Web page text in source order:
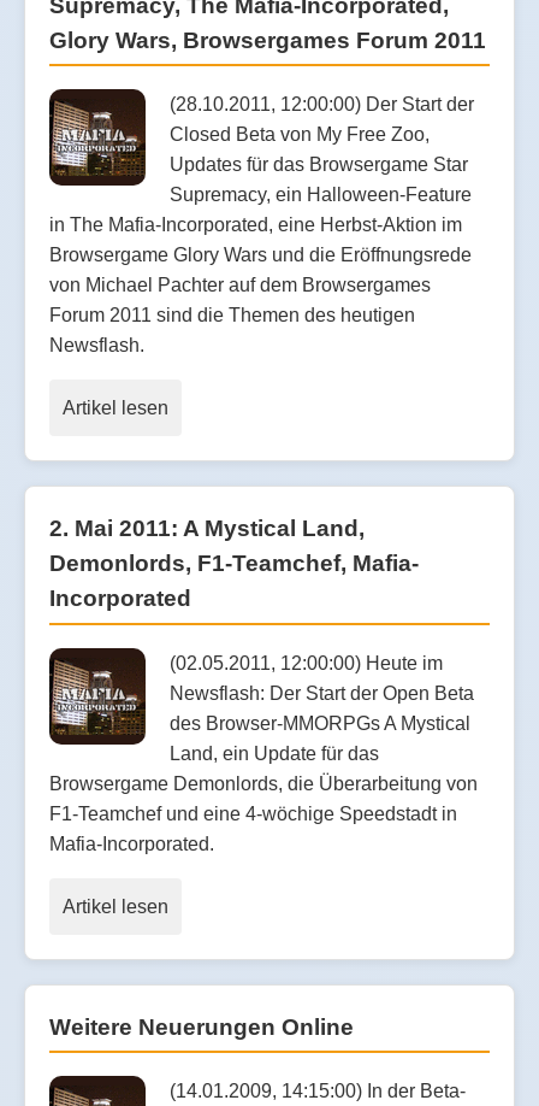
Supremacy, The Mafia-Incorporated,
Glory Wars, Browsergames Forum 2011
(28.10.2011, 12:00:00) Der Start der
Closed Beta von My Free Zoo,
Updates für das Browsergame Star
Supremacy, ein Halloween-Feature
in The Mafia-Incorporated, eine Herbst-Aktion im
Browsergame Glory Wars und die Eröffnungsrede
von Michael Pachter auf dem Browsergames
Forum 2011 sind die Themen des heutigen
Newsflash.
Artikel lesen
2. Mai 2011: A Mystical Land,
Demonlords, F1-Teamchef, Mafia-
Incorporated
(02.05.2011, 12:00:00) Heute im
Newsflash: Der Start der Open Beta
des Browser-MMORPGs A Mystical
Land, ein Update für das
Browsergame Demonlords, die Überarbeitung von
F1-Teamchef und eine 4-wöchige Speedstadt in
Mafia-Incorporated.
Artikel lesen
Weitere Neuerungen Online
(14.01.2009, 14:15:00) In der Beta-